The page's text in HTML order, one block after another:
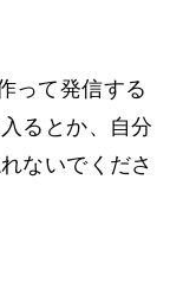
って発信する
るとか、自分
ないでくださ